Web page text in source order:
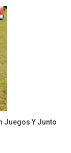
Juegos Y Junto